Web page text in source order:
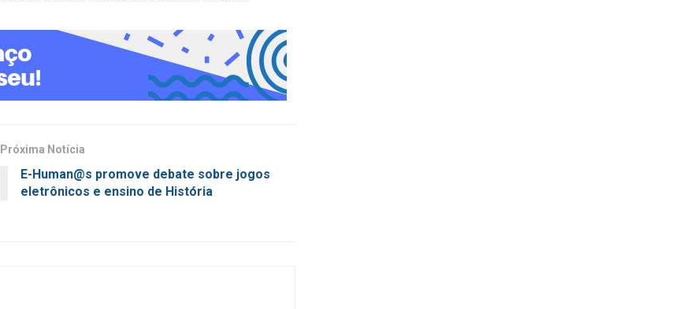
Próxima Notícia
E-Human@s promove debate sobre jogos
eletrônicos e ensino de História